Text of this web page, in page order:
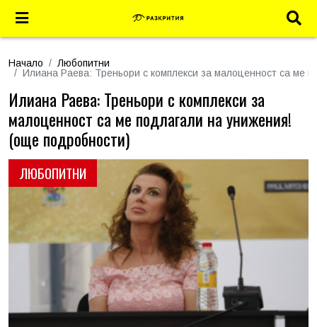
Начало
Любопитни
Илиана Раева: Треньори с комплекси за малоценност са ме
ЛЮБОПИТНИ
Илиана Раева: Треньори с комплекси за
малоценност са ме подлагали на унижения!
(още подробности)